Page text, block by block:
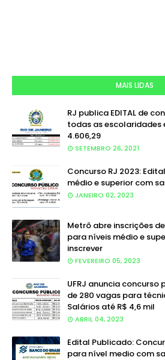
MAIS LIDAS
RJ publica EDITAL de
todas as escolaridades
4.606,29
SETEMBRO 26, 2021
Concurso RJ 2023:
médio e superior com
JANEIRO 02, 2023
Metrô abre inscrições
para níveis médio e
inscrever
FEVEREIRO 05, 2023
UFRJ anuncia
de 280 vagas para
Salários até R$ 4,6 mil
ABRIL 04, 2023
Edital Publicado:
para nível medio com